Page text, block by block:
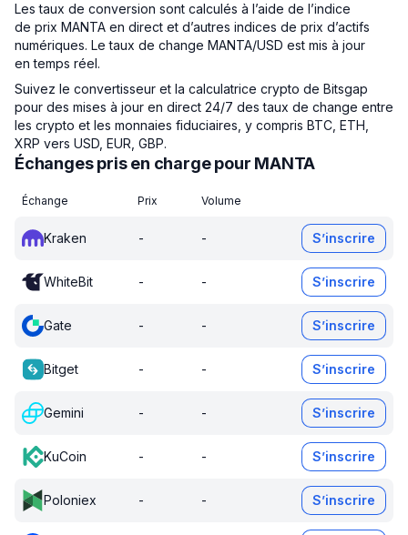
Les taux de conversion sont calculés à l’aide de l’indice
de prix MANTA en direct et d’autres indices de prix d’actifs
numériques. Le taux de change MANTA/USD est mis à jour
en temps réel.
Suivez le convertisseur et la calculatrice crypto de Bitsgap
pour des mises à jour en direct 24/7 des taux de change entre
les crypto et les monnaies fiduciaires, y compris BTC, ETH,
XRP vers USD, EUR, GBP.
Échanges pris en charge pour MANTA
Échange Prix Volume
Kraken - - S’inscrire
WhiteBit - - S’inscrire
Gate - - S’inscrire
Bitget - - S’inscrire
Gemini - - S’inscrire
KuCoin - - S’inscrire
Poloniex - - S’inscrire